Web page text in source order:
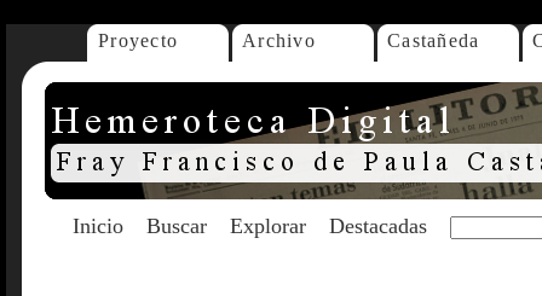
Proyecto Archivo Castañeda
Inicio Buscar Explorar Destacadas